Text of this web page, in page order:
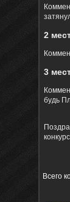
2
3
будь
Всего